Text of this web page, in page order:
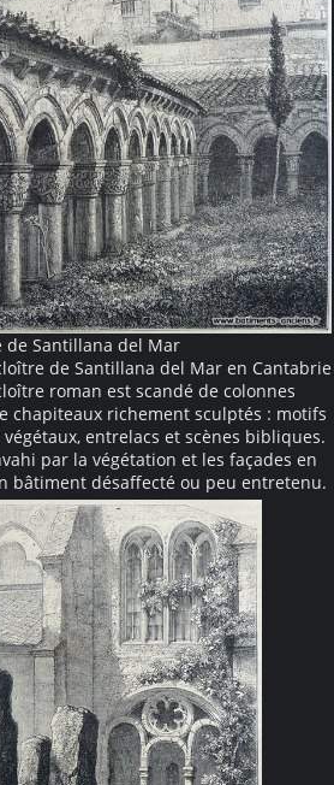
de Santillana del Mar
de Santillana del Mar en Cantabrie
roman est scandé de colonnes
chapiteaux richement sculptés : motifs
entrelacs et scènes bibliques.
par la végétation et les façades en
bâtiment désaffecté ou peu entretenu.